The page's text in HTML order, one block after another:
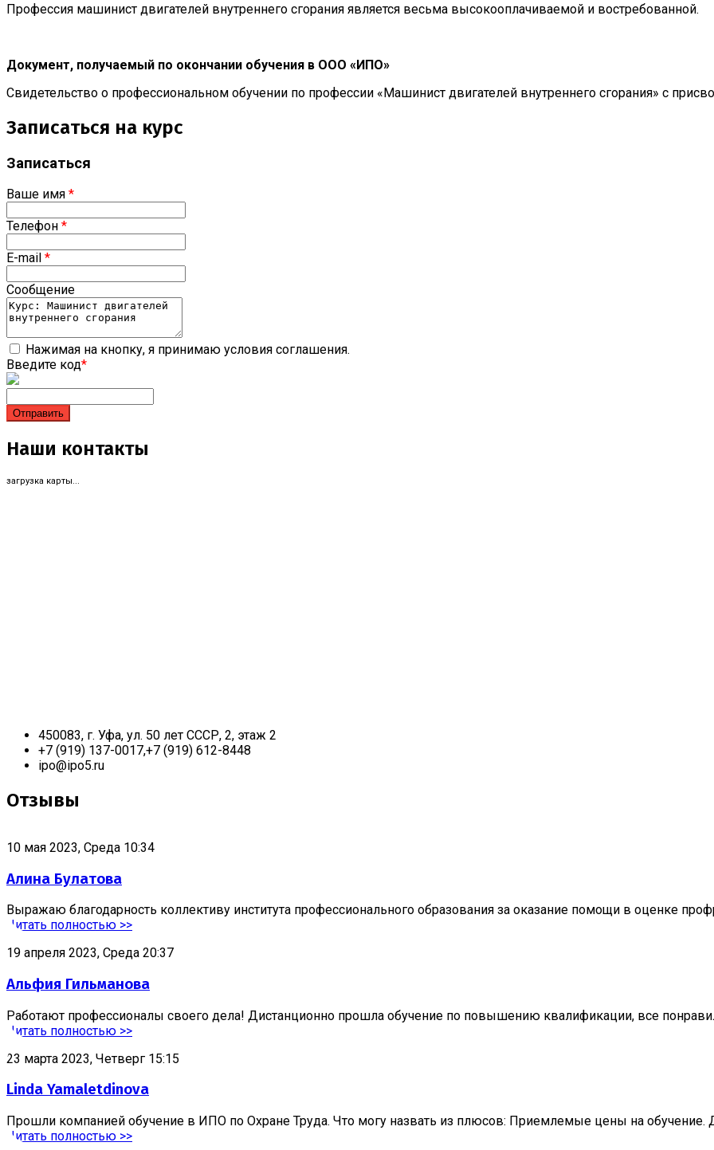
Профессия машинист двигателей внутреннего сгорания является весьма высокооплачиваемой и востребованной.
Документ, получаемый по окончании обучения в ООО «ИПО»
Свидетельство о профессиональном обучении по профессии «Машинист двигателей внутреннего сгорания» с
Записаться на курс
Записаться
Ваше имя *
Телефон *
E-mail *
Сообщение
Нажимая на кнопку, я принимаю условия соглашения.
Введите код*
Наши контакты
загрузка карты...
450083, г. Уфа, ул. 50 лет СССР, 2, этаж 2
+7 (919) 137-0017,+7 (919) 612-8448
ipo@ipo5.ru
Отзывы
10 мая 2023, Среда 10:34
Алина Булатова
Выражаю благодарность коллективу института профессионального образования за оказание помощи в оценке
Читать полностью >>
19 апреля 2023, Среда 20:37
Альфия Гильманова
Работают профессионалы своего дела! Дистанционно прошла обучение по повышению квалификации, все
Читать полностью >>
23 марта 2023, Четверг 15:15
Linda Yamaletdinova
Прошли компанией обучение в ИПО по Охране Труда. Что могу назвать из плюсов: Приемлемые цены на обучение.
Читать полностью >>